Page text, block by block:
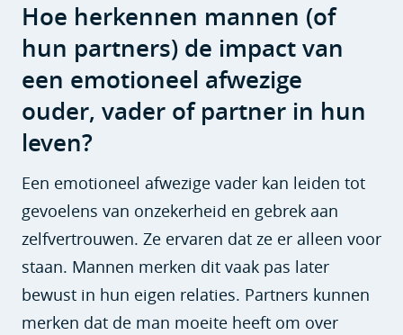
Hoe herkennen mannen (of
hun partners) de impact van
een emotioneel afwezige
ouder, vader of partner in hun
leven?
Een emotioneel afwezige vader kan leiden tot
gevoelens van onzekerheid en gebrek aan
zelfvertrouwen. Ze ervaren dat ze er alleen voor
staan. Mannen merken dit vaak pas later
bewust in hun eigen relaties. Partners kunnen
merken dat de man moeite heeft om over